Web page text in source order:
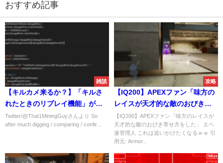
おすすめ記事
雑談
【キルカメ来るか？】「キルさ
れたときのリプレイ機能」がゲ
ームコードより確認！！
Twitter/@That1MiningGuyさんより So
after much digging / comparing / confir...
攻略
【IQ200】APEXファン「味方の
レイスが天才的な敵のおびき寄
せ方をした」
【IQ200】APEXファン「味方のレイスが
天才的な敵のおびき寄せ方をした」 エペ
速管理人 これは追いかけたくなるｗｗ 引
用元: Armor...